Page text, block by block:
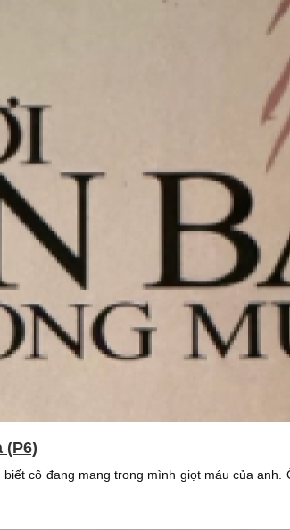
(P6)
cô đang mang trong mình giọt máu của